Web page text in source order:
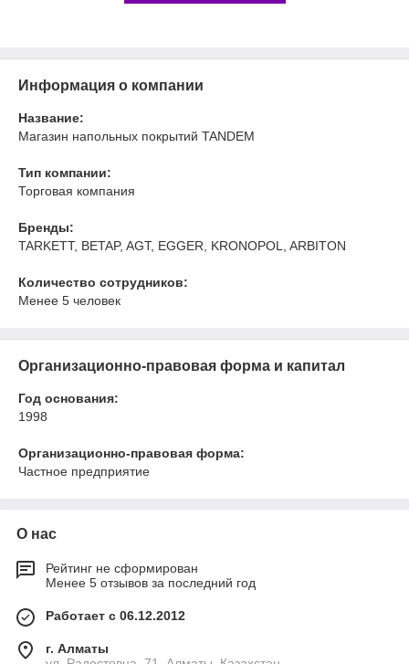
Информация о компании
Название:
Магазин напольных покрытий TANDEM
Тип компании:
Торговая компания
Бренды:
TARKETT, BETAP, AGT, EGGER, KRONOPOL, ARBITON
Количество сотрудников:
Менее 5 человек
Организационно-правовая форма и капитал
Год основания:
1998
Организационно-правовая форма:
Частное предприятие
О нас
Рейтинг не сформирован
Менее 5 отзывов за последний год
Работает с 06.12.2012
г. Алматы